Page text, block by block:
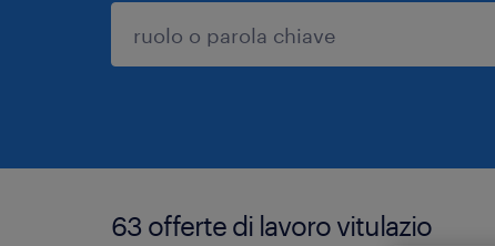
63 offerte di lavoro vitulazio